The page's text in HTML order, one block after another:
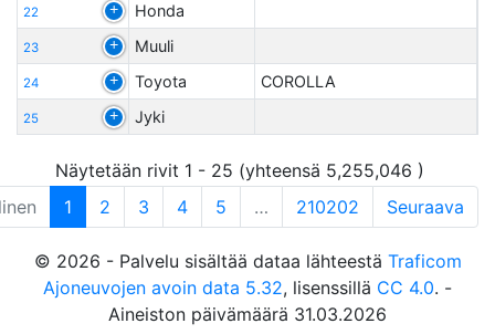
22 Honda
23 Muuli
24 Toyota COROLLA
25 Jyki
Näytetään rivit 1 - 25 (yhteensä 5,255,046 )
1 2 3 4 5 … 210202 Seuraava
© 2026 - Palvelu sisältää dataa lähteestä Traficom
Ajoneuvojen avoin data 5.32, lisenssillä CC 4.0. -
Aineiston päivämäärä 31.03.2026